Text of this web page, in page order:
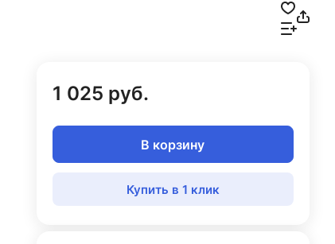
1 025 руб.
В корзину
Купить в 1 клик